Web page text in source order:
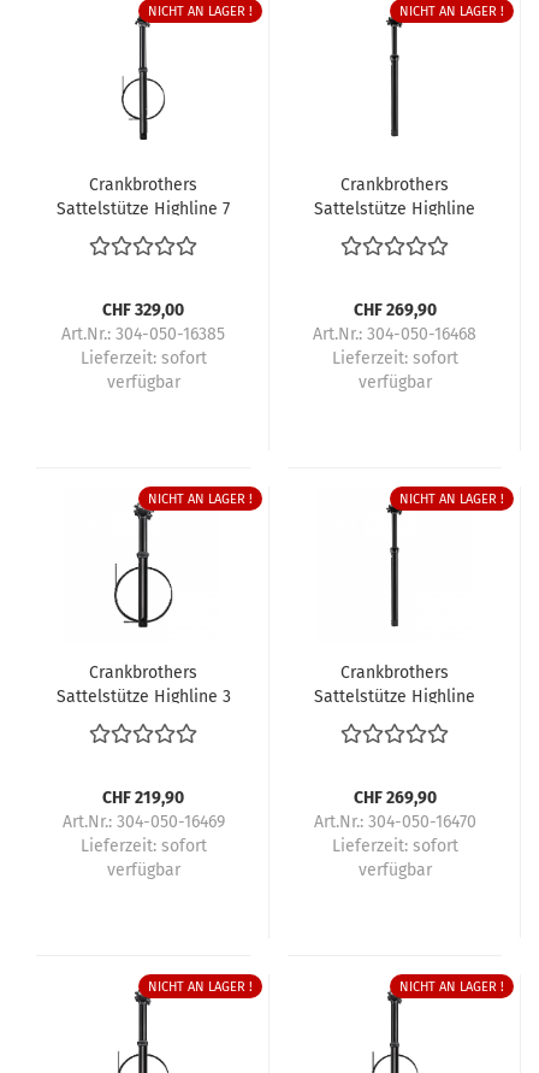
NICHT AN LAGER !
Crankbrothers
Sattelstütze Highline 7
CHF 329,00
Art.Nr.: 304-050-16385
Lieferzeit: sofort
verfügbar
NICHT AN LAGER !
Crankbrothers
Sattelstütze Highline
XC/Gravel
CHF 269,90
Art.Nr.: 304-050-16468
Lieferzeit: sofort
verfügbar
NICHT AN LAGER !
Crankbrothers
Sattelstütze Highline 3
CHF 219,90
Art.Nr.: 304-050-16469
Lieferzeit: sofort
verfügbar
NICHT AN LAGER !
Crankbrothers
Sattelstütze Highline
XC/Gravel
CHF 269,90
Art.Nr.: 304-050-16470
Lieferzeit: sofort
verfügbar
NICHT AN LAGER ! NICHT AN LAGER !